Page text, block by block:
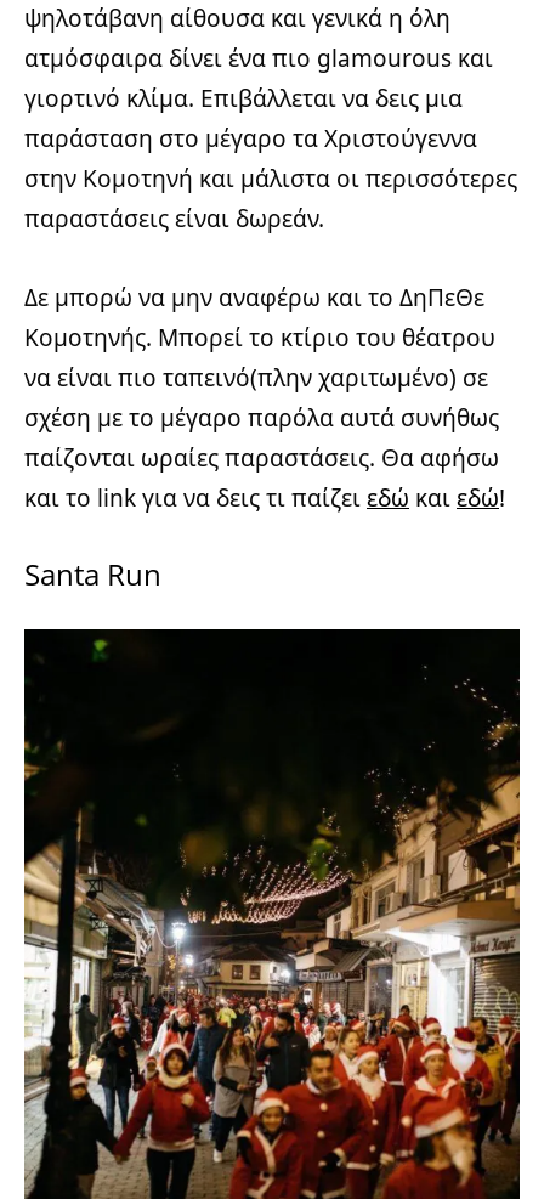
ψηλοτάβανη αίθουσα και γενικά η όλη
ατμόσφαιρα δίνει ένα πιο glamourous και
γιορτινό κλίμα. Επιβάλλεται να δεις μια
παράσταση στο μέγαρο τα Χριστούγεννα
στην Κομοτηνή και μάλιστα οι περισσότερες
παραστάσεις είναι δωρεάν.
Δε μπορώ να μην αναφέρω και το ΔηΠεΘε
Κομοτηνής. Μπορεί το κτίριο του θέατρου
να είναι πιο ταπεινό(πλην χαριτωμένο) σε
σχέση με το μέγαρο παρόλα αυτά συνήθως
παίζονται ωραίες παραστάσεις. Θα αφήσω
και το link για να δεις τι παίζειεδώ καιεδώ!
Santa Run